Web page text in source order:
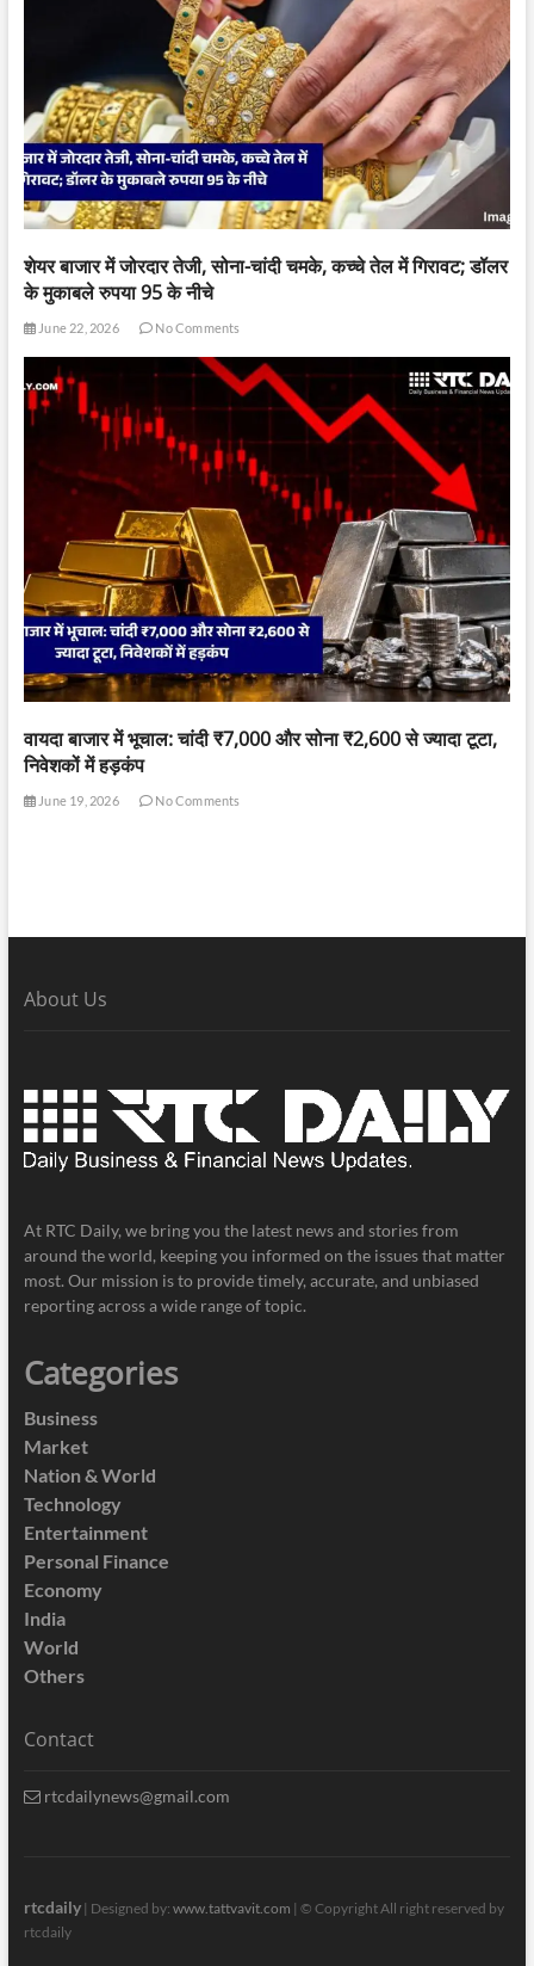
शेयर बाजार में जोरदार तेजी, सोना-चांदी चमके, कच्चे तेल में गिरावट; डॉलर
के मुकाबले रुपया 95 के नीचे
June 22, 2026 No Comments
वायदा बाजार में भूचाल: चांदी ₹7,000 और सोना ₹2,600 से ज्यादा टूटा,
निवेशकों में हड़कंप
June 19, 2026 No Comments
About Us
At RTC Daily, we bring you the latest news and stories from
around the world, keeping you informed on the issues that matter
most. Our mission is to provide timely, accurate, and unbiased
reporting across a wide range of topic.
Categories
Business
Market
Nation & World
Technology
Entertainment
Personal Finance
Economy
India
World
Others
Contact
rtcdailynews@gmail.com
rtcdaily| Designed by: www.tattvavit.com | © Copyright All right reserved by
rtcdaily